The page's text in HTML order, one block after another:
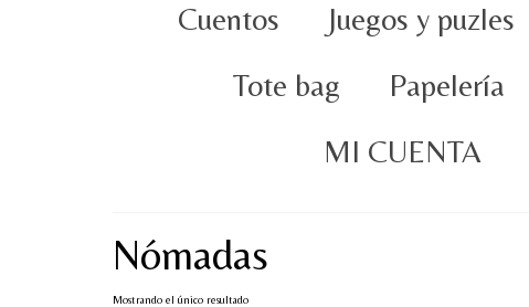
Cuentos Juegos y puzles
Tote bag
Papelería
MI CUENTA
Nómadas
Mostrando el único resultado